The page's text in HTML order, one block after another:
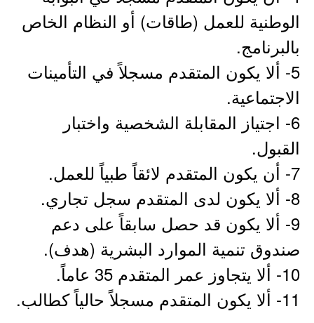
الوطنية للعمل (طاقات) أو النظام الخاص
بالبرنامج.
5- ألا يكون المتقدم مسجلاً في التأمينات
الاجتماعية.
6- اجتياز المقابلة الشخصية واختبار
القبول.
7- أن يكون المتقدم لائقاً طبياً للعمل.
8- ألا يكون لدى المتقدم سجل تجاري.
9- ألا يكون قد حصل سابقاً على دعم
صندوق تنمية الموارد البشرية (هدف).
10- ألا يتجاوز عمر المتقدم 35 عاماً.
11- ألا يكون المتقدم مسجلاً حالياً كطالب.